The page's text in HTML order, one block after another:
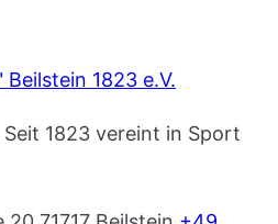
1823 e.V.
1823 vereint in Sport